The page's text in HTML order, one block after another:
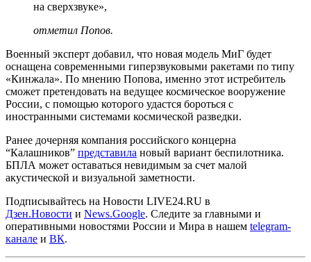
на сверхзвуке»,
отметил Попов.
Военный эксперт добавил, что новая модель МиГ будет
оснащена современными гиперзвуковыми ракетами по типу
«Кинжала». По мнению Попова, именно этот истребитель
сможет претендовать на ведущее космическое вооружение
России, с помощью которого удастся бороться с
иностранными системами космической разведки.
Ранее дочерняя компания российского концерна
“Калашников” представила новый вариант беспилотника.
БПЛА может оставаться невидимым за счет малой
акустической и визуальной заметности.
Подписывайтесь на Новости LIVE24.RU в
Дзен.Новости и News.Google. Следите за главными и
оперативными новостями России и Мира в нашем telegram-
канале и ВК.